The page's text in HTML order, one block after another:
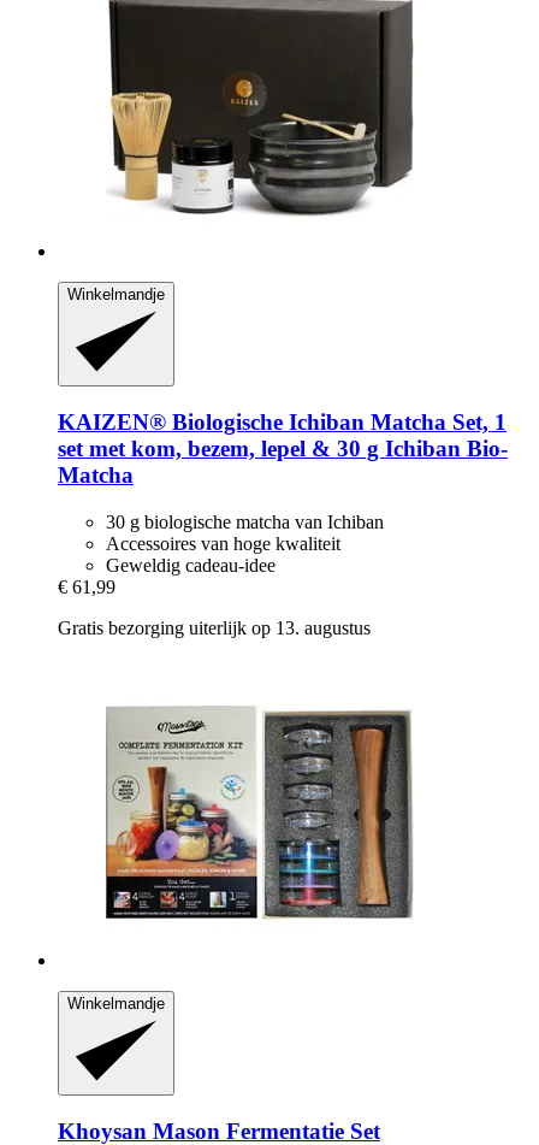
Winkelmandje
KAIZEN® Biologische Ichiban Matcha Set, 1
set met kom, bezem, lepel & 30 g Ichiban Bio-​
Matcha
30 g biologische matcha van Ichiban
Accessoires van hoge kwaliteit
Geweldig cadeau-idee
€ 61,99
Gratis bezorging uiterlijk op 13. augustus
Winkelmandje
Khoysan Mason Fermentatie Set